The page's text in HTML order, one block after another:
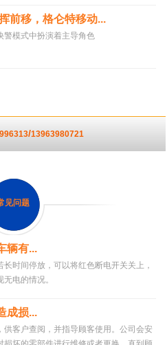
前移，格仑特移动...
模式中扮演着主导角色
/13963980721
见问题
辆有...
时间停放，可以将红色断电开关关上，
电的情况。
损...
客户查阅，并指导顾客使用。公司会安